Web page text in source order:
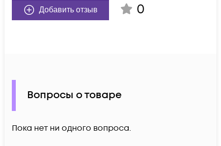
Добавить отзыв 0
Вопросы о товаре
Пока нет ни одного вопроса.